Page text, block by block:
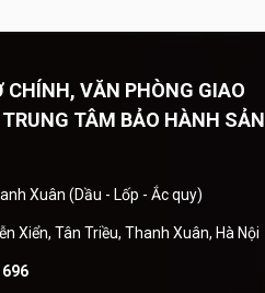
CHÍNH, VĂN PHÒNG GIAO
TÂM BẢO HÀNH SẢN
Xuân (Dầu - Lốp - Ắc quy)
Xiển, Tân Triều, Thanh Xuân, Hà Nội
696